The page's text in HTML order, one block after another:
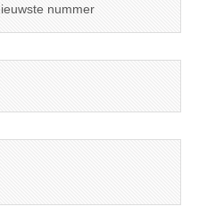
nummer